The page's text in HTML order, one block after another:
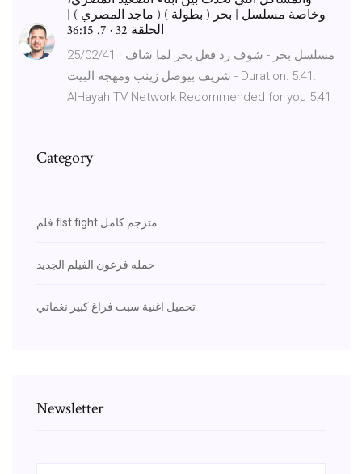
وخاصة مسلسل | بحر ( بطولة ) ( ماجد المصري ) |
25/02/41 · مسلسل بحر - شوف رد فعل بحر لما شاف
شريف بيوصل زينب ومهجة البيت - Duration: 5:41.
AlHayah TV Network Recommended for you 5:41
Category
فلم fist fight مترجم كامل
حمله فرعون الفيلم الجديد
تحميل اغنية سبت فراغ كبير نغماتي
Newsletter